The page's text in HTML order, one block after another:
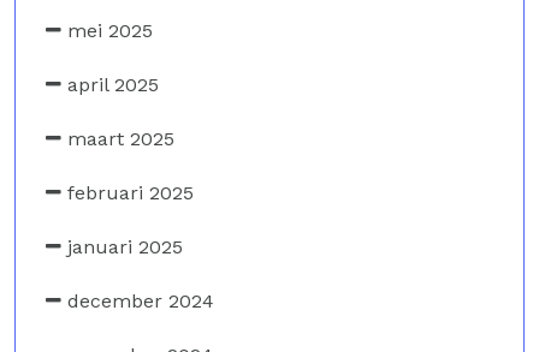
mei 2025
april 2025
maart 2025
februari 2025
januari 2025
december 2024